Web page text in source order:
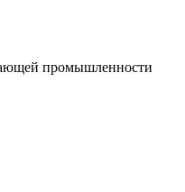
промышленности